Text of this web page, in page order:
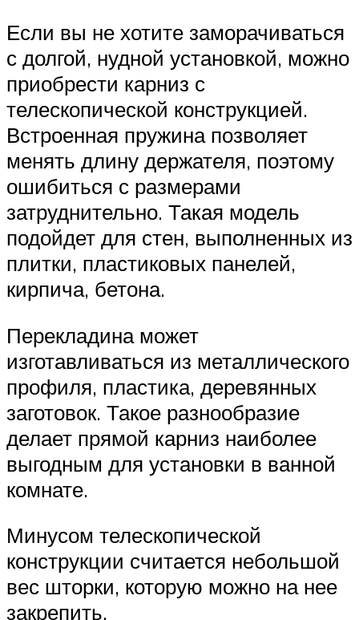
Если вы не хотите заморачиваться
с долгой, нудной установкой, можно
приобрести карниз с
телескопической конструкцией.
Встроенная пружина позволяет
менять длину держателя, поэтому
ошибиться с размерами
затруднительно. Такая модель
подойдет для стен, выполненных из
плитки, пластиковых панелей,
кирпича, бетона.
Перекладина может
изготавливаться из металлического
профиля, пластика, деревянных
заготовок. Такое разнообразие
делает прямой карниз наиболее
выгодным для установки в ванной
комнате.
Минусом телескопической
конструкции считается небольшой
вес шторки, которую можно на нее
закрепить.